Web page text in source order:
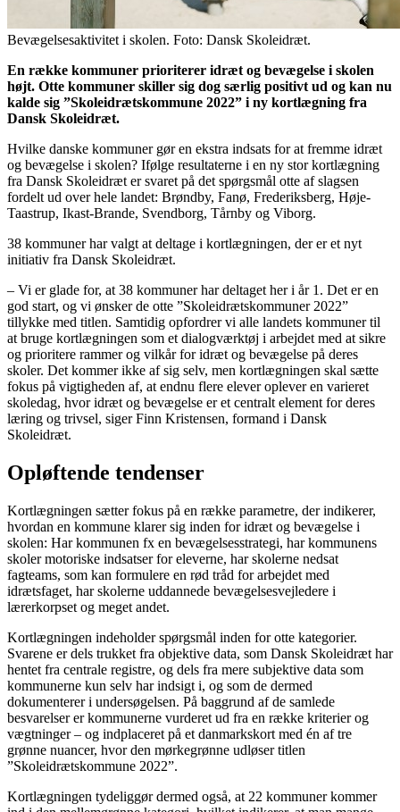
Bevægelsesaktivitet i skolen. Foto: Dansk Skoleidræt.
En række kommuner prioriterer idræt og bevægelse i skolen
højt. Otte kommuner skiller sig dog særlig positivt ud og kan nu
kalde sig ”Skoleidrætskommune 2022” i ny kortlægning fra
Dansk Skoleidræt.
Hvilke danske kommuner gør en ekstra indsats for at fremme idræt
og bevægelse i skolen? Ifølge resultaterne i en ny stor kortlægning
fra Dansk Skoleidræt er svaret på det spørgsmål otte af slagsen
fordelt ud over hele landet: Brøndby, Fanø, Frederiksberg, Høje-
Taastrup, Ikast-Brande, Svendborg, Tårnby og Viborg.
38 kommuner har valgt at deltage i kortlægningen, der er et nyt
initiativ fra Dansk Skoleidræt.
– Vi er glade for, at 38 kommuner har deltaget her i år 1. Det er en
god start, og vi ønsker de otte ”Skoleidrætskommuner 2022”
tillykke med titlen. Samtidig opfordrer vi alle landets kommuner til
at bruge kortlægningen som et dialogværktøj i arbejdet med at sikre
og prioritere rammer og vilkår for idræt og bevægelse på deres
skoler. Det kommer ikke af sig selv, men kortlægningen skal sætte
fokus på vigtigheden af, at endnu flere elever oplever en varieret
skoledag, hvor idræt og bevægelse er et centralt element for deres
læring og trivsel, siger Finn Kristensen, formand i Dansk
Skoleidræt.
Opløftende tendenser
Kortlægningen sætter fokus på en række parametre, der indikerer,
hvordan en kommune klarer sig inden for idræt og bevægelse i
skolen: Har kommunen fx en bevægelsesstrategi, har kommunens
skoler motoriske indsatser for eleverne, har skolerne nedsat
fagteams, som kan formulere en rød tråd for arbejdet med
idrætsfaget, har skolerne uddannede bevægelsesvejledere i
lærerkorpset og meget andet.
Kortlægningen indeholder spørgsmål inden for otte kategorier.
Svarene er dels trukket fra objektive data, som Dansk Skoleidræt har
hentet fra centrale registre, og dels fra mere subjektive data som
kommunerne kun selv har indsigt i, og som de dermed
dokumenterer i undersøgelsen. På baggrund af de samlede
besvarelser er kommunerne vurderet ud fra en række kriterier og
vægtninger – og indplaceret på et danmarkskort med én af tre
grønne nuancer, hvor den mørkegrønne udløser titlen
”Skoleidrætskommune 2022”.
Kortlægningen tydeliggør dermed også, at 22 kommuner kommer